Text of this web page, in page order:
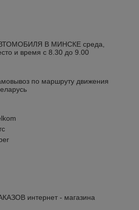
В МИНСКЕ среда,
и время с 8.30 до 9.00
по маршруту движения
интернет - магазина